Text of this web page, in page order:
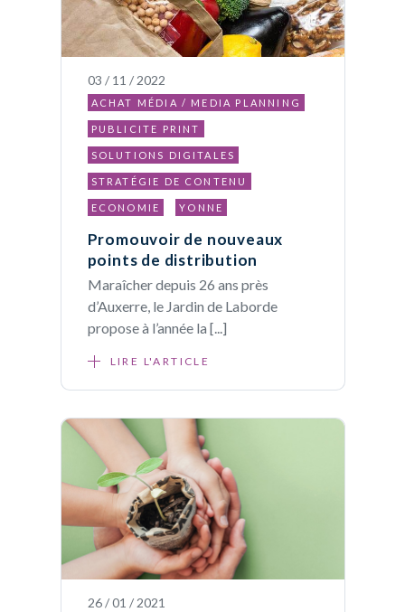
03 / 11 / 2022
ACHAT MÉDIA / MEDIA PLANNING
PUBLICITE PRINT
SOLUTIONS DIGITALES
STRATÉGIE DE CONTENU
ECONOMIE YONNE
Promouvoir de nouveaux
points de distribution
Maraîcher depuis 26 ans près
d’Auxerre, le Jardin de Laborde
propose à l’année la [...]
LIRE L'ARTICLE
26 / 01 / 2021